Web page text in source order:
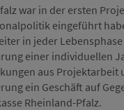
war in der ersten
eingeführt
in jeder
einer individuellen
aus
ein Geschäft auf
Rheinland-Pfalz.